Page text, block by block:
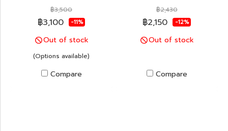
฿3,500
฿3,100 -11%
Out of stock
(Options available)
Compare
฿2,430
฿2,150 -12%
Out of stock
Compare